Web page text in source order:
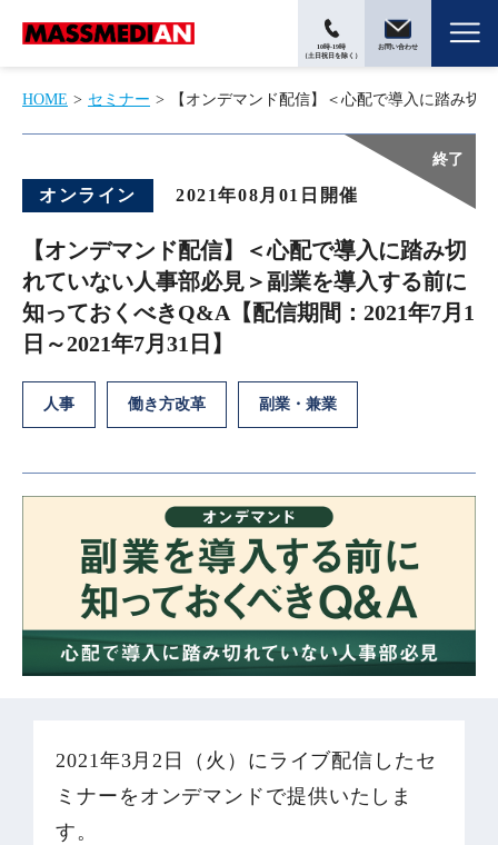
10時-19時
（土日祝日を除く）
お問い合わせ
HOME セミナー 【オンデマンド配信】＜心配で導入に踏み切
オンライン 2021年08月01日開催
【オンデマンド配信】＜心配で導入に踏み切
れていない人事部必見＞副業を導入する前に
知っておくべきQ&A【配信期間：2021年7月1
日～2021年7月31日】
人事 働き方改革 副業・兼業
2021年3月2日（火）にライブ配信したセ
ミナーをオンデマンドで提供いたしま
す。